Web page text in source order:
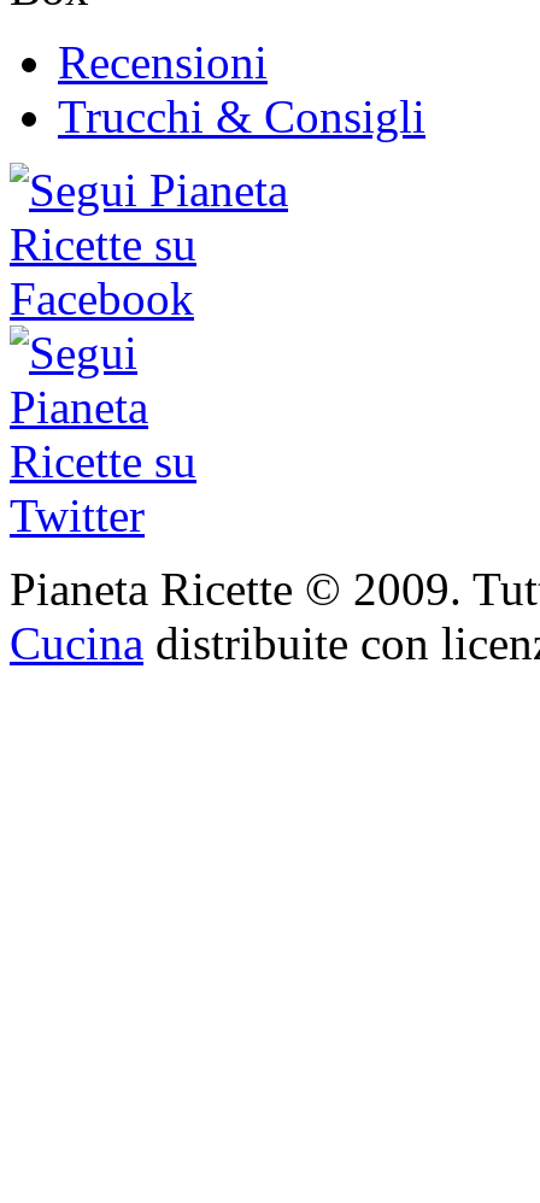
Recensioni
Trucchi & Consigli
Pianeta Ricette © 2009.
Cucina distribuite con